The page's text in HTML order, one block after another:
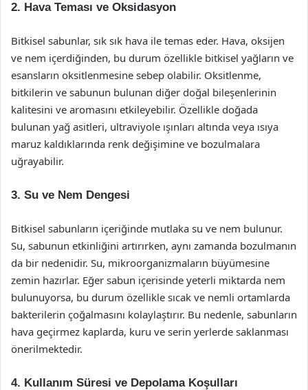
2. Hava Teması ve Oksidasyon
Bitkisel sabunlar, sık sık hava ile temas eder. Hava, oksijen
ve nem içerdiğinden, bu durum özellikle bitkisel yağların ve
esansların oksitlenmesine sebep olabilir. Oksitlenme,
bitkilerin ve sabunun bulunan diğer doğal bileşenlerinin
kalitesini ve aromasını etkileyebilir. Özellikle doğada
bulunan yağ asitleri, ultraviyole ışınları altında veya ısıya
maruz kaldıklarında renk değişimine ve bozulmalara
uğrayabilir.
3. Su ve Nem Dengesi
Bitkisel sabunların içeriğinde mutlaka su ve nem bulunur.
Su, sabunun etkinliğini artırırken, aynı zamanda bozulmanın
da bir nedenidir. Su, mikroorganizmaların büyümesine
zemin hazırlar. Eğer sabun içerisinde yeterli miktarda nem
bulunuyorsa, bu durum özellikle sıcak ve nemli ortamlarda
bakterilerin çoğalmasını kolaylaştırır. Bu nedenle, sabunların
hava geçirmez kaplarda, kuru ve serin yerlerde saklanması
önerilmektedir.
4. Kullanım Süresi ve Depolama Koşulları